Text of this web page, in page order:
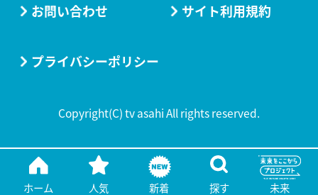
ホーム 人気 新着 探す 未来
お問い合わせ サイト利用規約
プライバシーポリシー
Copyright(C) tv asahi All rights reserved.